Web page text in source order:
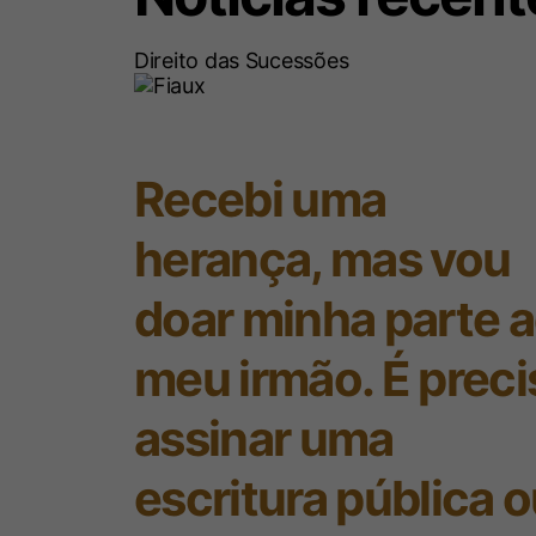
Direito das Sucessões
Recebi uma
herança, mas vou
doar minha parte
meu irmão. É
assinar uma
escritura pública